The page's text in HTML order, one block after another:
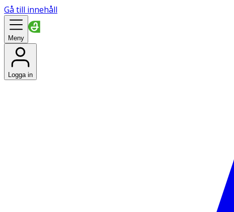
Gå till innehåll
Meny
Logga in